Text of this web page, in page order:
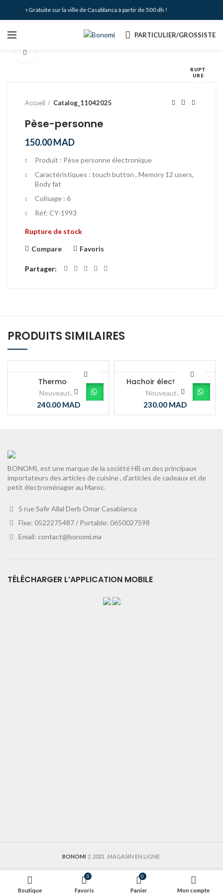
Gratuite sur la ville de Casablanca à partir de 500 dh !
PARTICULIER/GROSSISTE
RUPT
URE
Accueil Catalog_11042025
Pèse-personne
150.00MAD
Produit : Pèse personne électronique
Caractéristiques : touch button , Memory 12 users,
Body fat
Colisage : 6
Réf: CY-1993
Rupture de stock
Compare Favoris
Partager
PRODUITS SIMILAIRES
Thermos 1L
Nouveautés
240.00 MAD
Hachoir électrique 2L
Nouveautés
230.00 MAD
BONOMI, est une marque de la société HB un des principaux
importateurs des articles de cuisine , d’articles de cadeaux et de
petit électroménager au Maroc.
5 rue Safir Allal Derb Omar Casablanca
Fixe: 0522275487 / Portable: 0650027598
Email: contact@bonomi.ma
TÉLÉCHARGER L’APPLICATION MOBILE
BONOMI 2021 . MAGASIN EN LIGNE.
Boutique
0
Favoris
0
Panier Mon compte